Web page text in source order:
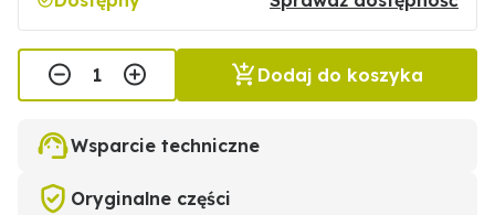
Dodaj do koszyka
Wsparcie techniczne
Oryginalne części